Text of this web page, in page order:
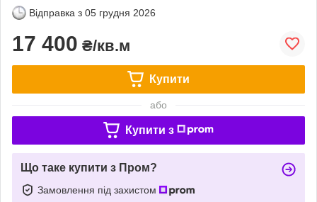
Відправка з 05 грудня 2026
17 400 ₴/кв.м
Купити
або
Купити з
Що таке купити з Пром?
Замовлення під захистом